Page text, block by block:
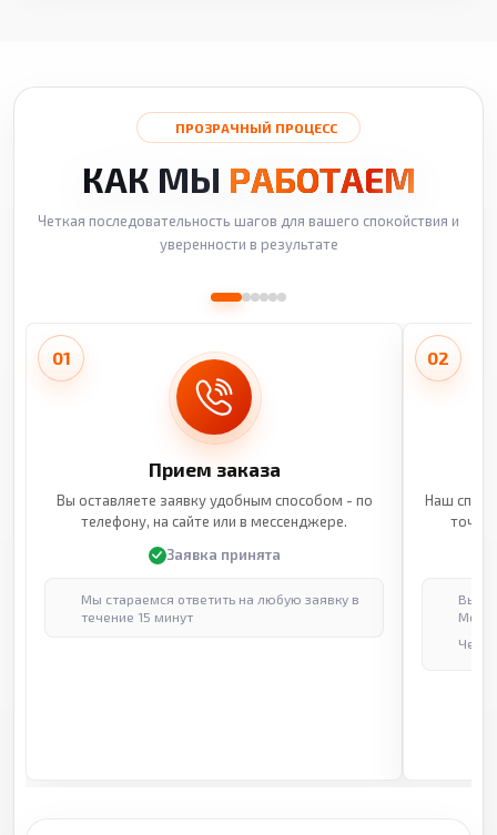
ПРОЗРАЧНЫЙ ПРОЦЕСС
КАК МЫ РАБОТАЕМ
Четкая последовательность шагов для вашего спокойствия и
уверенности в результате
01
Прием заказа
Вы оставляете заявку удобным способом - по
телефону, на сайте или в мессенджере.
Заявка принята
Мы стараемся ответить на любую заявку в
течение 15 минут
02
Наш